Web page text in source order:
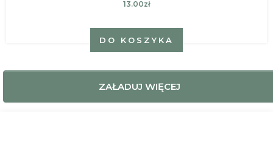
13.00zł
DO KOSZYKA
ZAŁADUJ WIĘCEJ